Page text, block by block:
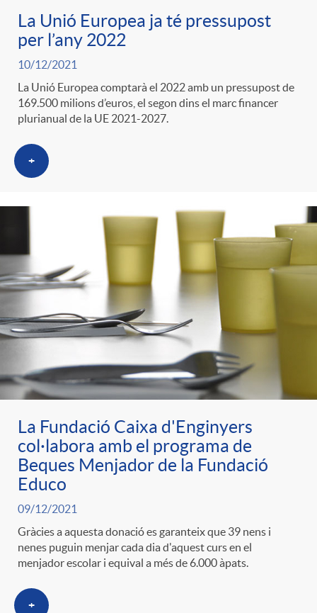
La Unió Europea ja té pressupost
per l’any 2022
10/12/2021
La Unió Europea comptarà el 2022 amb un pressupost de
169.500 milions d’euros, el segon dins el marc financer
plurianual de la UE 2021-2027.
+
La Fundació Caixa d'Enginyers
col·labora amb el programa de
Beques Menjador de la Fundació
Educo
09/12/2021
Gràcies a aquesta donació es garanteix que 39 nens i
nenes puguin menjar cada dia d'aquest curs en el
menjador escolar i equival a més de 6.000 àpats.
+